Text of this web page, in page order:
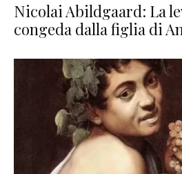
Nicolai Abildgaard: La
congeda dalla figlia di